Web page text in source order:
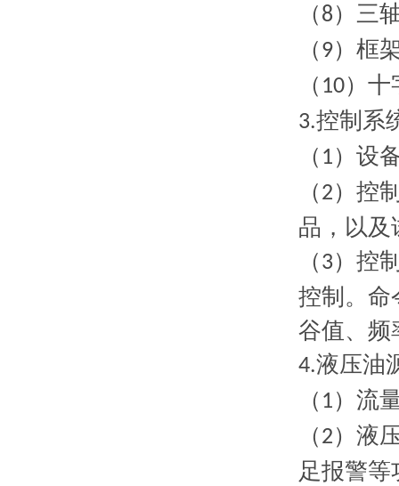
（ 8 ）三
（ 9）框
（ 10）
3.控制系
（ 1 ）设
（ 2 ）控
品，以及
（ 3）控
控制。命
谷值、频
4.液压油
（ 1 ）流
（ 2 ）液
足报警